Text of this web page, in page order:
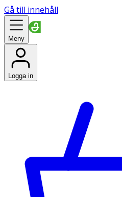
Gå till innehåll
Meny
Logga in